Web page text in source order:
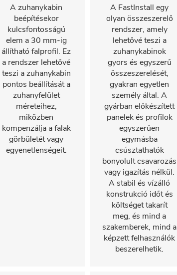
A zuhanykabin
beépítésekor
kulcsfontosságú
elem a 30 mm-ig
állítható falprofil. Ez
a rendszer lehetővé
teszi a zuhanykabin
pontos beállítását a
zuhanyfelület
méreteihez,
miközben
kompenzálja a falak
görbületét vagy
egyenetlenségeit.
A FastInstall egy
olyan összeszerelő
rendszer, amely
lehetővé teszi a
zuhanykabinok
gyors és egyszerű
összeszerelését,
gyakran egyetlen
személy által. A
gyárban előkészített
panelek és profilok
egyszerűen
egymásba
csúsztathatók
bonyolult csavarozás
vagy igazítás nélkül.
A stabil és vízálló
konstrukció időt és
költséget takarít
meg, és mind a
szakemberek, mind a
képzett felhasználók
beszerelhetik.